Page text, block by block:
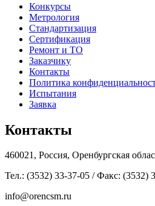
Конкурсы
Метрология
Стандартизация
Сертификация
Ремонт и ТО
Заказчику
Контакты
Политика
Испытания
Заявка
Контакты
460021, Россия, Оренбургская
Тел.: (3532) 33-37-05 / Факс: (3532)
info@orencsm.ru